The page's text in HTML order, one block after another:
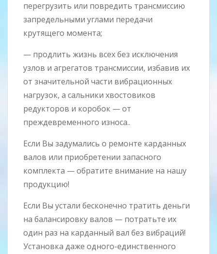
перегрузить или повредить трансмиссию
запредельными углами передачи
крутящего момента;
— продлить жизнь всех без исключения
узлов и агрегатов трансмиссии, избавив их
от значительной части вибрационных
нагрузок, а сальники хвостовиков
редукторов и коробок — от
преждевременного износа..
Если Вы задумались о ремонте карданных
валов или приобретении запасного
комплекта — обратите внимание на нашу
продукцию!
Если Вы устали бесконечно тратить деньги
на балансировку валов — потратьте их
один раз на карданный вал без вибраций!
Установка даже одного-единственного